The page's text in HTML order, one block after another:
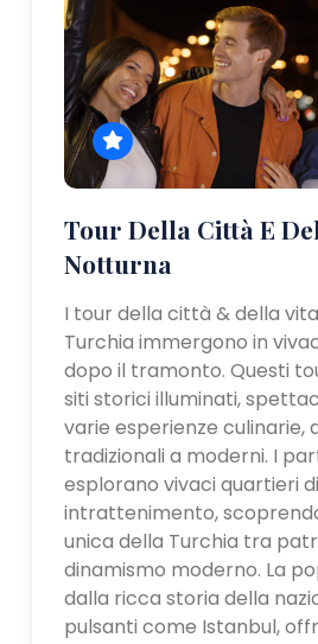
Tour Della Città E
Notturna
I tour della città & della
Turchia immergono in
dopo il tramonto. Questi
siti storici illuminati,
varie esperienze culinarie,
tradizionali a moderni. I
esplorano vivaci quartieri di
intrattenimento,
unica della Turchia tra
dinamismo moderno. La
dalla ricca storia della
pulsanti come Istanbul,